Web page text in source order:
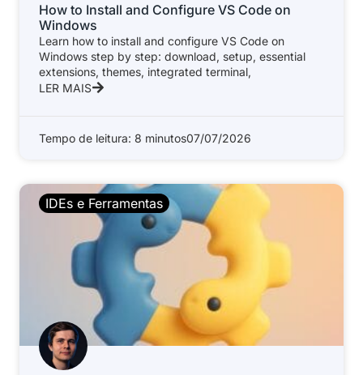
How to Install and Configure VS Code on
Windows
Learn how to install and configure VS Code on
Windows step by step: download, setup, essential
extensions, themes, integrated terminal,
LER MAIS
Tempo de leitura: 8 minutos07/07/2026
IDEs e Ferramentas